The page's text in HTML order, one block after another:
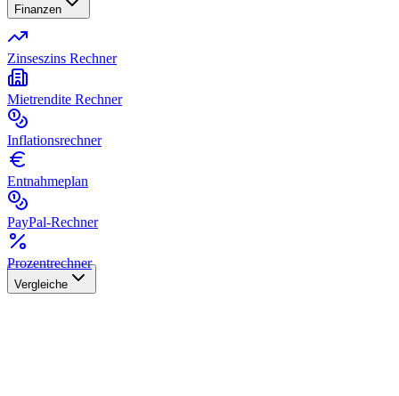
Finanzen
Zinseszins Rechner
Mietrendite Rechner
Inflationsrechner
Entnahmeplan
PayPal-Rechner
Prozentrechner
Vergleiche